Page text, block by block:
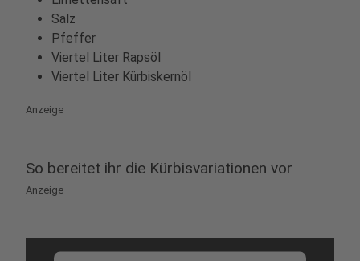
Salz
Pfeffer
Viertel Liter Rapsöl
Viertel Liter Kürbiskernöl
Anzeige
So bereitet ihr die Kürbisvariationen vor
Anzeige